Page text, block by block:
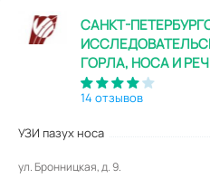
САНКТ-
ГОРЛА, НОСА И
14 отзывов
УЗИ пазух носа
ул. Бронницкая, д. 9.